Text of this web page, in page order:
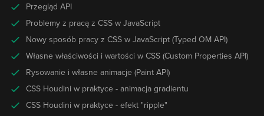
Przegląd API
Problemy z pracą z CSS w JavaScript
Nowy sposób pracy z CSS w JavaScript (Typed OM API)
Własne właściwości i wartości w CSS (Custom Properties API)
Rysowanie i własne animacje (Paint API)
CSS Houdini w praktyce - animacja gradientu
CSS Houdini w praktyce - efekt "ripple"